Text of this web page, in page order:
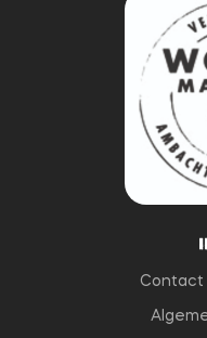
Contact